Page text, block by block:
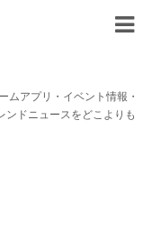
ムアプリ・イベント情報・
ンドニュースをどこよりも